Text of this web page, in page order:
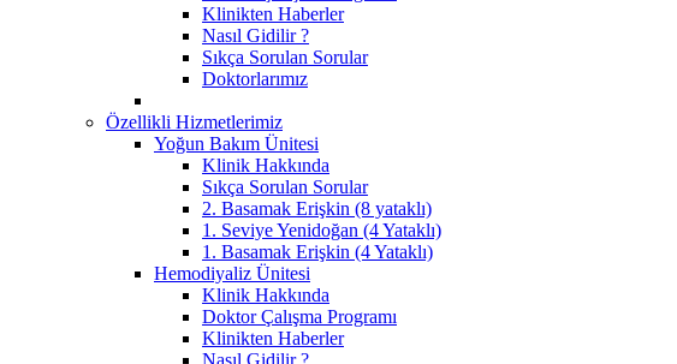
Klinikten Haberler
Nasıl Gidilir ?
Sıkça Sorulan Sorular
Doktorlarımız
Özellikli Hizmetlerimiz
Yoğun Bakım Ünitesi
Klinik Hakkında
Sıkça Sorulan Sorular
2. Basamak Erişkin (8 yataklı)
1. Seviye Yenidoğan (4 Yataklı)
1. Basamak Erişkin (4 Yataklı)
Hemodiyaliz Ünitesi
Klinik Hakkında
Doktor Çalışma Programı
Klinikten Haberler
Nasıl Gidilir ?